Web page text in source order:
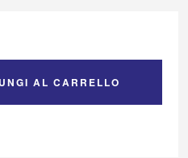
AL CARRELLO